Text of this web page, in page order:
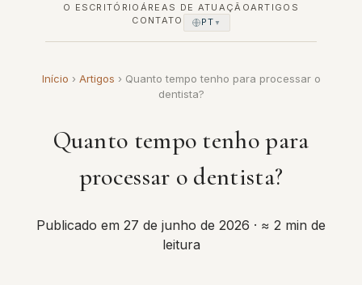
O ESCRITÓRIO ÁREAS DE ATUAÇÃOARTIGOS
CONTATO
PT ▼
Início › Artigos › Quanto tempo tenho para processar o
dentista?
Quanto tempo tenho para
processar o dentista?
Publicado em 27 de junho de 2026 · ≈ 2 min de
leitura